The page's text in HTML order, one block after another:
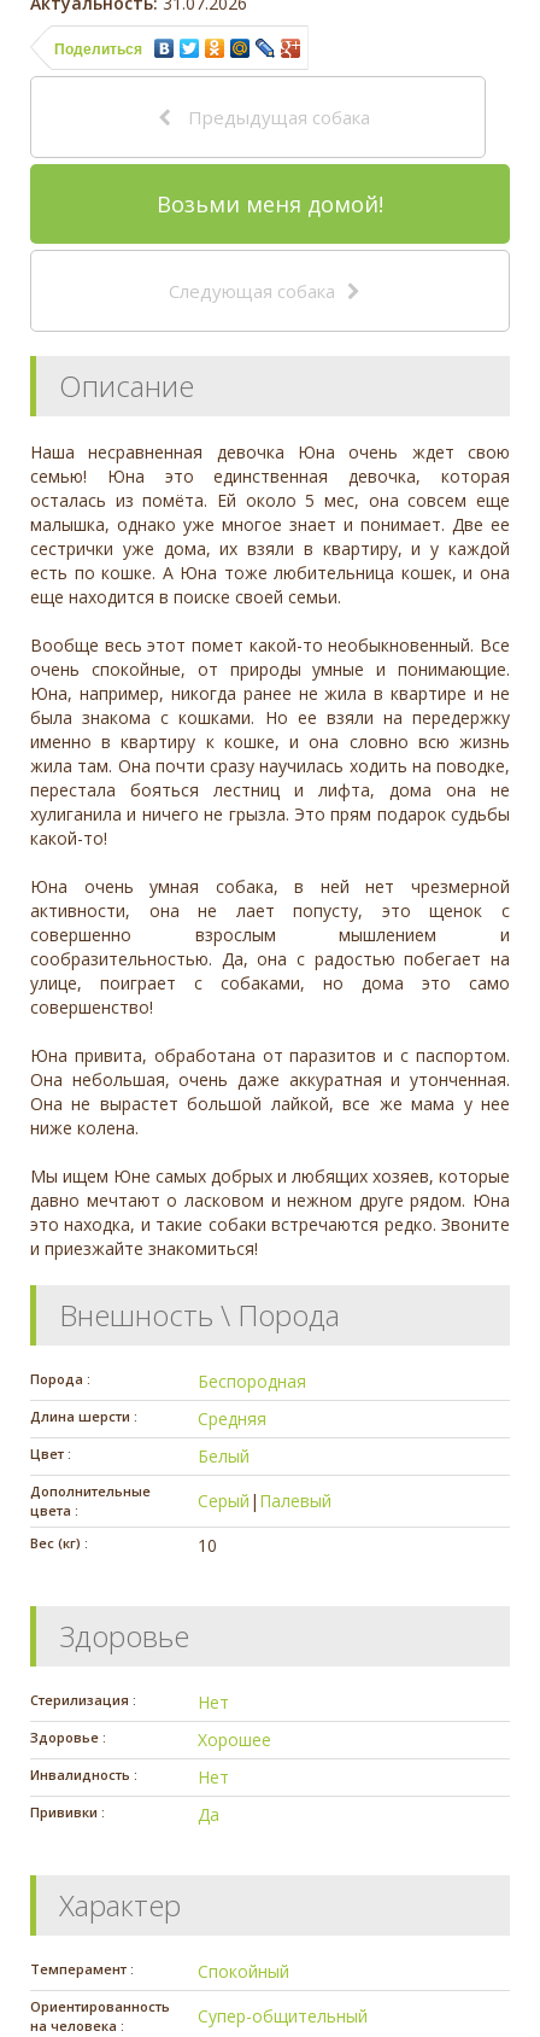
Поделиться
Предыдущая собака
Возьми меня домой!
Следующая собака
Описание
Наша несравненная девочка Юна очень ждет свою
семью! Юна это единственная девочка, которая
осталась из помёта. Ей около 5 мес, она совсем еще
малышка, однако уже многое знает и понимает. Две ее
сестрички уже дома, их взяли в квартиру, и у каждой
есть по кошке. А Юна тоже любительница кошек, и она
еще находится в поиске своей семьи.
Вообще весь этот помет какой-то необыкновенный. Все
очень спокойные, от природы умные и понимающие.
Юна, например, никогда ранее не жила в квартире и не
была знакома с кошками. Но ее взяли на передержку
именно в квартиру к кошке, и она словно всю жизнь
жила там. Она почти сразу научилась ходить на поводке,
перестала бояться лестниц и лифта, дома она не
хулиганила и ничего не грызла. Это прям подарок судьбы
какой-то!
Юна очень умная собака, в ней нет чрезмерной
активности, она не лает попусту, это щенок с
совершенно взрослым мышлением и
сообразительностью. Да, она с радостью побегает на
улице, поиграет с собаками, но дома это само
совершенство!
Юна привита, обработана от паразитов и с паспортом.
Она небольшая, очень даже аккуратная и утонченная.
Она не вырастет большой лайкой, все же мама у нее
ниже колена.
Мы ищем Юне самых добрых и любящих хозяев, которые
давно мечтают о ласковом и нежном друге рядом. Юна
это находка, и такие собаки встречаются редко. Звоните
и приезжайте знакомиться!
Внешность \ Порода
Порода : Беспородная
Длина шерсти : Средняя
Цвет : Белый
Дополнительные
цвета :
Серый | Палевый
Вес (кг) : 10
Здоровье
Стерилизация : Нет
Здоровье : Хорошее
Инвалидность : Нет
Прививки : Да
Характер
Темперамент : Спокойный
Ориентированность
на человека :
Супер-общительный